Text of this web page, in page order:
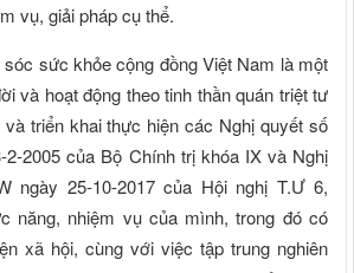
vụ, giải pháp cụ thể.
sức khỏe cộng đồng Việt Nam là một
và hoạt động theo tinh thần quán triệt tư
triển khai thực hiện các Nghị quyết số
2-2005 của Bộ Chính trị khóa IX và Nghị
ngày 25-10-2017 của Hội nghị T.Ư 6,
năng, nhiệm vụ của mình, trong đó có
xã hội, cùng với việc tập trung nghiên